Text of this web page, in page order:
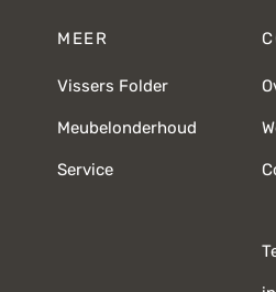
MEER
Vissers Folder
Meubelonderhoud
Service